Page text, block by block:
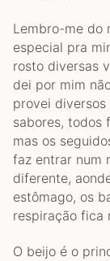
Lembro-me do
especial pra
rosto diversas
dei por mim
provei
sabores, todos
mas os
faz entrar num
diferente,
estômago, os
respiração fica
O beijo é o